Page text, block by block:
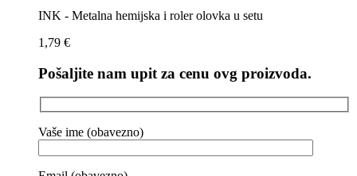
INK - Metalna hemijska i roler olovka u setu
1,79 €
Pošaljite nam upit za cenu ovg proizvoda.
Vaše ime (obavezno)